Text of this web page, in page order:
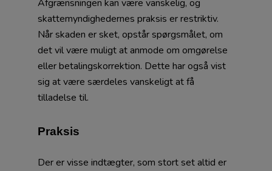
Afgrænsningen kan være vanskelig, og
skattemyndighedernes praksis er restriktiv.
Når skaden er sket, opstår spørgsmålet, om
det vil være muligt at anmode om omgørelse
eller betalingskorrektion. Dette har også vist
sig at være særdeles vanskeligt at få
tilladelse til.
Praksis
Der er visse indtægter, som stort set altid er